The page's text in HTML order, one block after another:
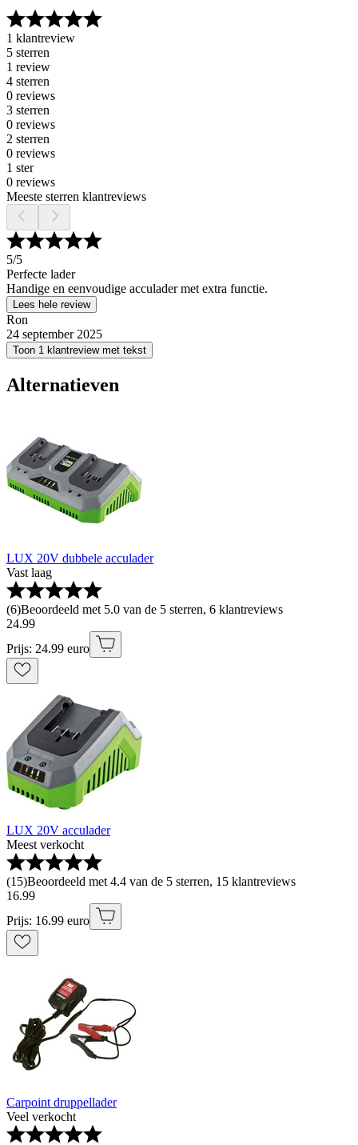
1 klantreview
5 sterren
1 review
4 sterren
0 reviews
3 sterren
0 reviews
2 sterren
0 reviews
1 ster
0 reviews
Meeste sterren klantreviews
5/5
Perfecte lader
Handige en eenvoudige acculader met extra functie.
Lees hele review
Ron
24 september 2025
Toon 1 klantreview met tekst
Alternatieven
LUX 20V dubbele acculader
Vast laag
(6)Beoordeeld met 5.0 van de 5 sterren, 6 klantreviews
24.99
Prijs: 24.99 euro
LUX 20V acculader
Meest verkocht
(15)Beoordeeld met 4.4 van de 5 sterren, 15 klantreviews
16.99
Prijs: 16.99 euro
Carpoint druppellader
Veel verkocht